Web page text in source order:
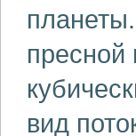
пресной
вид